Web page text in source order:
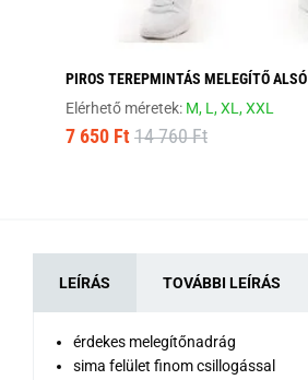
PIROS TEREPMINTÁS MELEGÍTŐ ALSÓ
Elérhető méretek: M, L,XL,XXL
7 650 Ft 14 760 Ft
LEÍRÁS TOVÁBBI LEÍRÁS
érdekes melegítőnadrág
sima felület finom csillogással